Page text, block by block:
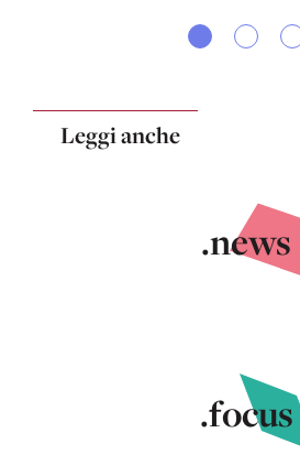
Leggi anche
.news
.focus